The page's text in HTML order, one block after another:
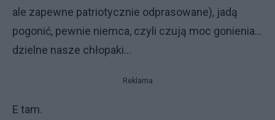
ale zapewne patriotycznie odprasowane), jadą
pogonić, pewnie niemca, czyli czują moc gonienia...
dzielne nasze chłopaki...
Reklama
E tam.